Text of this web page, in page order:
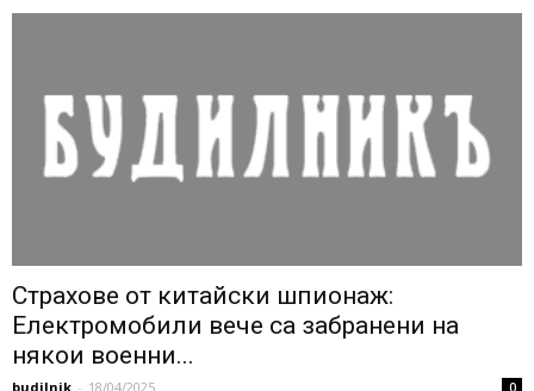
Страхове от китайски шпионаж:
Електромобили вече са забранени на
някои военни...
budilnik - 18/04/2025 0